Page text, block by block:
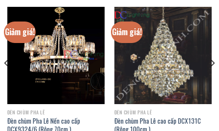
Giảm giá!
ĐÈN CHÙM PHA LÊ
Đèn chùm Pha Lê Nến cao cấp
DCX9324/6 (Rộng 70cm )
Giảm giá!
ĐÈN CHÙM PHA LÊ
Đèn chùm Pha Lê cao cấp DCX131C
(Rộng 100cm )